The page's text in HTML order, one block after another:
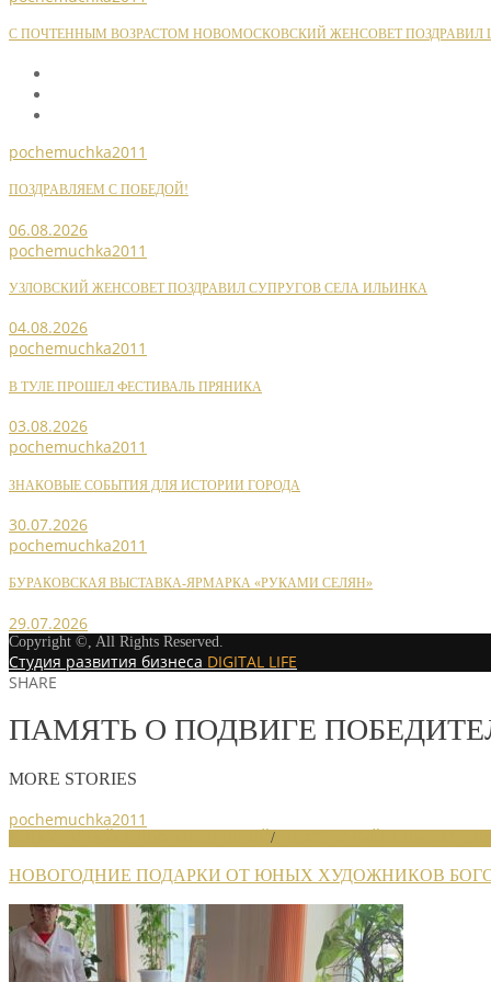
С ПОЧТЕННЫМ ВОЗРАСТОМ НОВОМОСКОВСКИЙ ЖЕНСОВЕТ ПОЗДРАВИЛ
pochemuchka2011
ПОЗДРАВЛЯЕМ С ПОБЕДОЙ!
06.08.2026
pochemuchka2011
УЗЛОВСКИЙ ЖЕНСОВЕТ ПОЗДРАВИЛ СУПРУГОВ СЕЛА ИЛЬИНКА
04.08.2026
pochemuchka2011
В ТУЛЕ ПРОШЕЛ ФЕСТИВАЛЬ ПРЯНИКА
03.08.2026
pochemuchka2011
ЗНАКОВЫЕ СОБЫТИЯ ДЛЯ ИСТОРИИ ГОРОДА
30.07.2026
pochemuchka2011
БУРАКОВСКАЯ ВЫСТАВКА-ЯРМАРКА «РУКАМИ СЕЛЯН»
29.07.2026
Copyright ©, All Rights Reserved.
Студия развития бизнеса DIGITAL LIFE
SHARE
ПАМЯТЬ О ПОДВИГЕ
MORE STORIES
pochemuchka2011
/
НОВОГОДНИЕ ПОДАРКИ ОТ ЮНЫХ ХУДОЖНИКОВ